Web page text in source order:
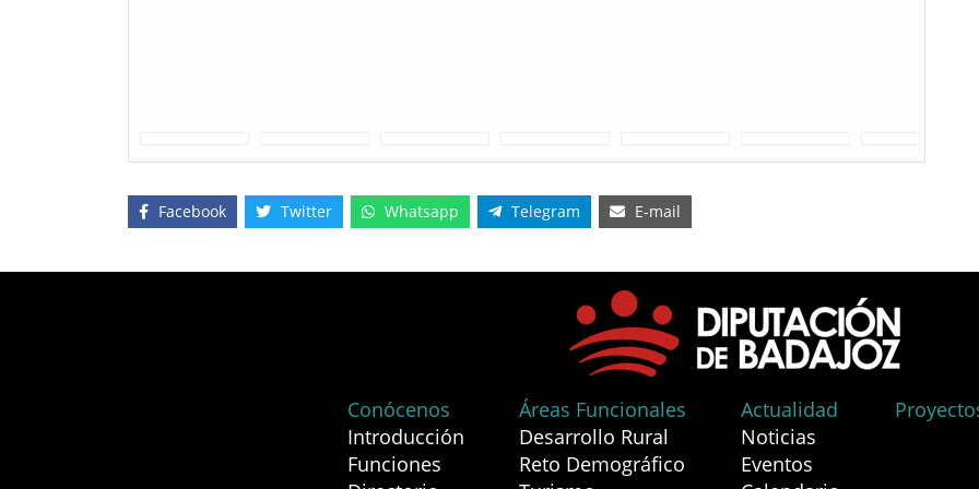
Facebook Twitter Whatsapp Telegram E-mail
Conócenos
Introducción
Funciones
Áreas Funcionales
Desarrollo Rural
Reto Demográfico
Actualidad
Noticias
Eventos